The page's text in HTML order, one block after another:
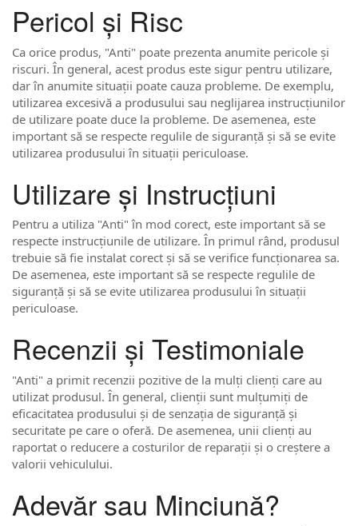
Pericol și Risc
Ca orice produs, "Anti" poate prezenta anumite pericole și
riscuri. În general, acest produs este sigur pentru utilizare,
dar în anumite situații poate cauza probleme. De exemplu,
utilizarea excesivă a produsului sau neglijarea instrucțiunilor
de utilizare poate duce la probleme. De asemenea, este
important să se respecte regulile de siguranță și să se evite
utilizarea produsului în situații periculoase.
Utilizare și Instrucțiuni
Pentru a utiliza "Anti" în mod corect, este important să se
respecte instrucțiunile de utilizare. În primul rând, produsul
trebuie să fie instalat corect și să se verifice funcționarea sa.
De asemenea, este important să se respecte regulile de
siguranță și să se evite utilizarea produsului în situații
periculoase.
Recenzii și Testimoniale
"Anti" a primit recenzii pozitive de la mulți clienți care au
utilizat produsul. În general, clienții sunt mulțumiți de
eficacitatea produsului și de senzația de siguranță și
securitate pe care o oferă. De asemenea, unii clienți au
raportat o reducere a costurilor de reparații și o creștere a
valorii vehiculului.
Adevăr sau Minciună?